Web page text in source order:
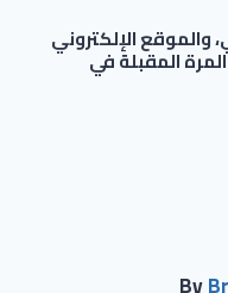
والموقع الإلكتروني
المقبلة في